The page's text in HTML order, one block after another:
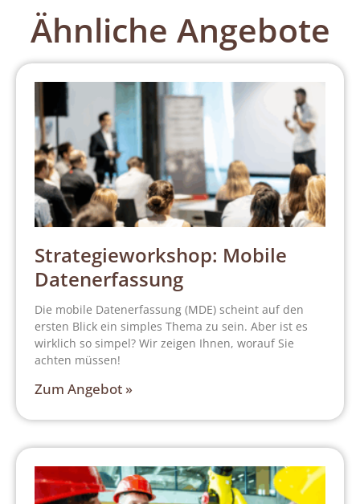
Ähnliche Angebote
Strategieworkshop: Mobile
Datenerfassung
Die mobile Datenerfassung (MDE) scheint auf den
ersten Blick ein simples Thema zu sein. Aber ist es
wirklich so simpel? Wir zeigen Ihnen, worauf Sie
achten müssen!
Zum Angebot »